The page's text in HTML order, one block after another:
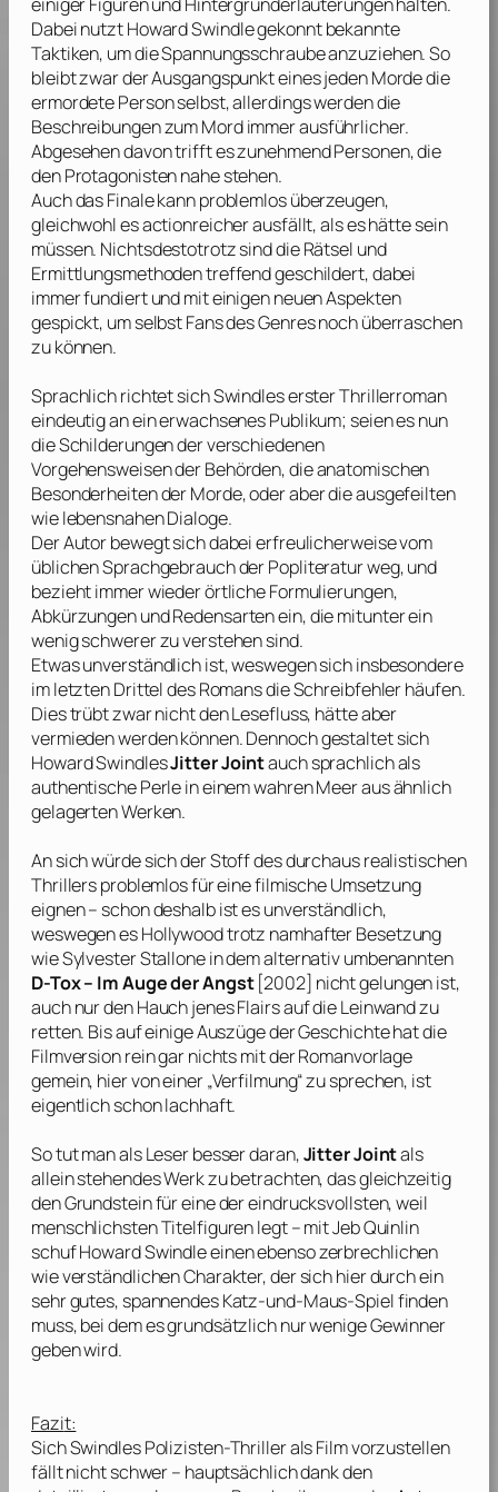
Dabei nutztHoward Swindlegekonnt bekannte
Taktiken, um die Spannungsschraube anzuziehen. So
bleibt zwar der Ausgangspunkt eines jeden Morde die
ermordete Person selbst, allerdings werden die
Beschreibungen zum Mord immer ausführlicher.
Abgesehen davon trifft es zunehmend Personen, die
den Protagonisten nahe stehen.
Auch das Finale kann problemlos überzeugen,
gleichwohl es actionreicher ausfällt, als es hätte sein
müssen. Nichtsdestotrotz sind die Rätsel und
Ermittlungsmethoden treffend geschildert, dabei
immer fundiert und mit einigen neuen Aspekten
gespickt, um selbst Fans des Genres noch überraschen
zu können.
Sprachlich richtet sichSwindleserster Thrillerroman
eindeutig an ein erwachsenes Publikum; seien es nun
die Schilderungen der verschiedenen
Vorgehensweisen der Behörden, die anatomischen
Besonderheiten der Morde, oder aber die ausgefeilten
wie lebensnahen Dialoge.
Der Autor bewegt sich dabei erfreulicherweise vom
üblichen Sprachgebrauch der Popliteratur weg, und
bezieht immer wieder örtliche Formulierungen,
Abkürzungen und Redensarten ein, die mitunter ein
wenig schwerer zu verstehen sind.
Etwas unverständlich ist, weswegen sich insbesondere
im letzten Drittel des Romans die Schreibfehler häufen.
Dies trübt zwar nicht den Lesefluss, hätte aber
vermieden werden können. Dennoch gestaltet sich
Howard SwindlesJitter Jointauch sprachlich als
authentische Perle in einem wahren Meer aus ähnlich
gelagerten Werken.
An sich würde sich der Stoff des durchaus realistischen
Thrillers problemlos für eine filmische Umsetzung
eignen – schon deshalb ist es unverständlich,
weswegen es Hollywood trotz namhafter Besetzung
wieSylvester Stallonein dem alternativ umbenannten
D-Tox – Im Auge der Angst[2002] nicht gelungen ist,
auch nur den Hauch jenes Flairs auf die Leinwand zu
retten. Bis auf einige Auszüge der Geschichte hat die
Filmversion rein gar nichts mit der Romanvorlage
gemein, hier von einer „Verfilmung“ zu sprechen, ist
eigentlich schon lachhaft.
So tut man als Leser besser daran,Jitter Jointals
allein stehendes Werk zu betrachten, das gleichzeitig
den Grundstein für eine der eindrucksvollsten, weil
menschlichsten Titelfiguren legt – mit Jeb Quinlin
schufHoward Swindleeinen ebenso zerbrechlichen
wie verständlichen Charakter, der sich hier durch ein
sehr gutes, spannendes Katz-und-Maus-Spiel finden
muss, bei dem es grundsätzlich nur wenige Gewinner
geben wird.
Fazit:
SichSwindlesPolizisten-Thriller als Film vorzustellen
fällt nicht schwer – hauptsächlich dank den